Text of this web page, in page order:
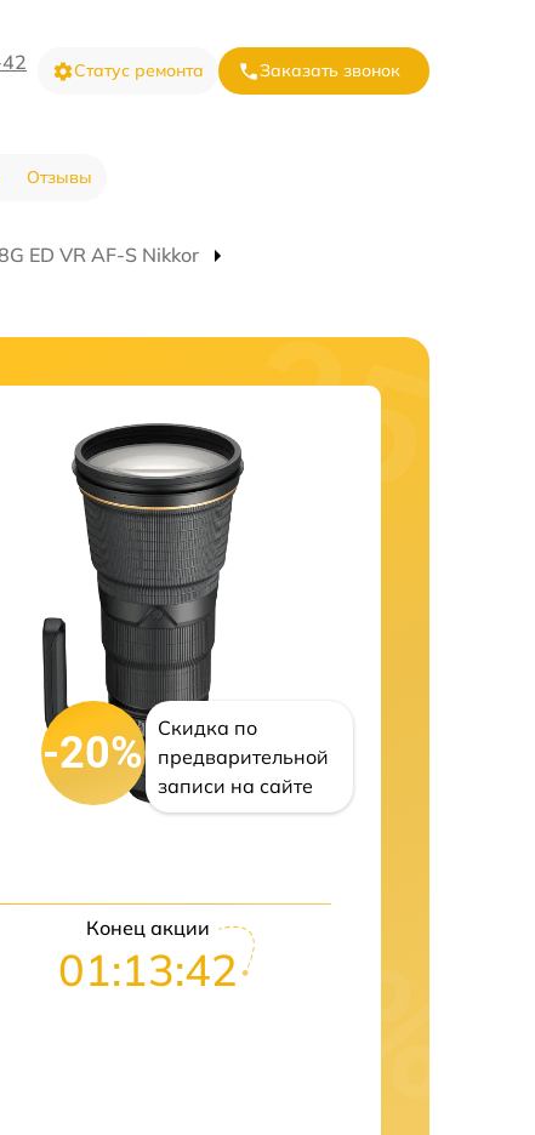
Статус ремонта Заказать звонок
Отзывы
ED VR AF-S Nikkor
-20%
Скидка по
предварительной
записи на сайте
Конец акции
01:13:41